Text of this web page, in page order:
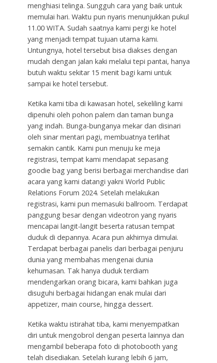
menghiasi telinga. Sungguh cara yang baik untuk
memulai hari. Waktu pun nyaris menunjukkan pukul
11.00 WITA. Sudah saatnya kami pergi ke hotel
yang menjadi tempat tujuan utama kami.
Untungnya, hotel tersebut bisa diakses dengan
mudah dengan jalan kaki melalui tepi pantai, hanya
butuh waktu sekitar 15 menit bagi kami untuk
sampai ke hotel tersebut.
Ketika kami tiba di kawasan hotel, sekeliling kami
dipenuhi oleh pohon palem dan taman bunga
yang indah. Bunga-bunganya mekar dan disinari
oleh sinar mentari pagi, membuatnya terlihat
semakin cantik. Kami pun menuju ke meja
registrasi, tempat kami mendapat sepasang
goodie bag yang berisi berbagai merchandise dari
acara yang kami datangi yakni World Public
Relations Forum 2024. Setelah melakukan
registrasi, kami pun memasuki ballroom. Terdapat
panggung besar dengan videotron yang nyaris
mencapai langit-langit beserta ratusan tempat
duduk di depannya. Acara pun akhirnya dimulai.
Terdapat berbagai panelis dari berbagai penjuru
dunia yang membahas mengenai dunia
kehumasan. Tak hanya duduk terdiam
mendengarkan orang bicara, kami bahkan juga
disuguhi berbagai hidangan enak mulai dari
appetizer, main course, hingga dessert.
Ketika waktu istirahat tiba, kami menyempatkan
diri untuk mengobrol dengan peserta lainnya dan
mengambil beberapa foto di photobooth yang
telah disediakan. Setelah kurang lebih 6 jam,